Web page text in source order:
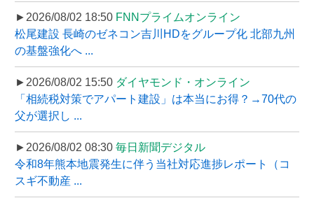
►2026/08/02 18:50 FNNプライムオンライン
松尾建設 長崎のゼネコン吉川HDをグループ化 北部九州
の基盤強化へ ...
►2026/08/02 15:50 ダイヤモンド・オンライン
「相続税対策でアパート建設」は本当にお得？→70代の
父が選択し ...
►2026/08/02 08:30 毎日新聞デジタル
令和8年熊本地震発生に伴う当社対応進捗レポート（コ
スギ不動産 ...